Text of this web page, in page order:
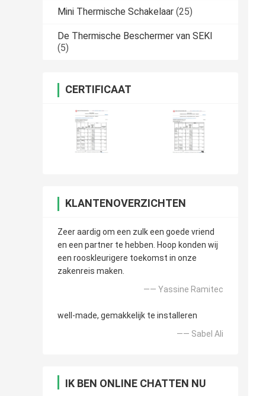
Mini Thermische Schakelaar (25)
De Thermische Beschermer van SEKI
(5)
CERTIFICAAT
KLANTENOVERZICHTEN
Zeer aardig om een zulk een goede vriend
en een partner te hebben. Hoop konden wij
een rooskleurigere toekomst in onze
zakenreis maken.
—— Yassine Ramitec
well-made, gemakkelijk te installeren
—— Sabel Ali
IK BEN ONLINE CHATTEN NU